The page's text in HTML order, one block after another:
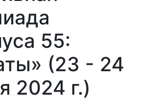
55:
(23 - 24
2024 г.)